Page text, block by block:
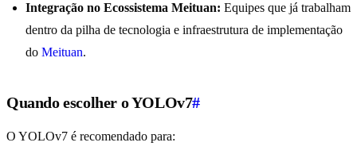
Integração no Ecossistema Meituan: Equipes que já trabalham
dentro da pilha de tecnologia e infraestrutura de implementação
do Meituan.
Quando escolher o YOLOv7#
O YOLOv7 é recomendado para: